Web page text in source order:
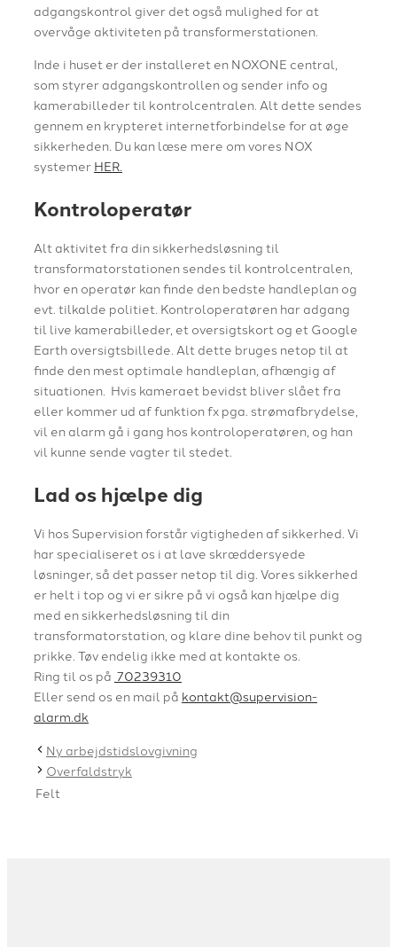
adgangskontrol giver det også mulighed for at
overvåge aktiviteten på transformerstationen.
Inde i huset er der installeret en NOXONE central,
som styrer adgangskontrollen og sender info og
kamerabilleder til kontrolcentralen. Alt dette sendes
gennem en krypteret internetforbindelse for at øge
sikkerheden. Du kan læse mere om vores NOX
systemer HER.
Kontroloperatør
Alt aktivitet fra din sikkerhedsløsning til
transformatorstationen sendes til kontrolcentralen,
hvor en operatør kan finde den bedste handleplan og
evt. tilkalde politiet. Kontroloperatøren har adgang
til live kamerabilleder, et oversigtskort og et Google
Earth oversigtsbillede. Alt dette bruges netop til at
finde den mest optimale handleplan, afhængig af
situationen. Hvis kameraet bevidst bliver slået fra
eller kommer ud af funktion fx pga. strømafbrydelse,
vil en alarm gå i gang hos kontroloperatøren, og han
vil kunne sende vagter til stedet.
Lad os hjælpe dig
Vi hos Supervision forstår vigtigheden af sikkerhed. Vi
har specialiseret os i at lave skræddersyede
løsninger, så det passer netop til dig. Vores sikkerhed
er helt i top og vi er sikre på vi også kan hjælpe dig
med en sikkerhedsløsning til din
transformatorstation, og klare dine behov til punkt og
prikke. Tøv endelig ikke med at kontakte os.
Ring til os på 70239310
Eller send os en mail på kontakt@supervision-
alarm.dk
Ny arbejdstidslovgivning
Overfaldstryk
Felt